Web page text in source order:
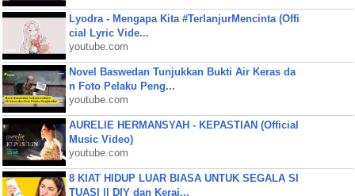
Lyodra - Mengapa Kita #TerlanjurMencinta (Offi
cial Lyric Vide...
youtube.com
Novel Baswedan Tunjukkan Bukti Air Keras da
n Foto Pelaku Peng...
youtube.com
AURELIE HERMANSYAH - KEPASTIAN (Official
Music Video)
youtube.com
8 KIAT HIDUP LUAR BIASA UNTUK SEGALA SI
TUASI || DIY dan Keraj...